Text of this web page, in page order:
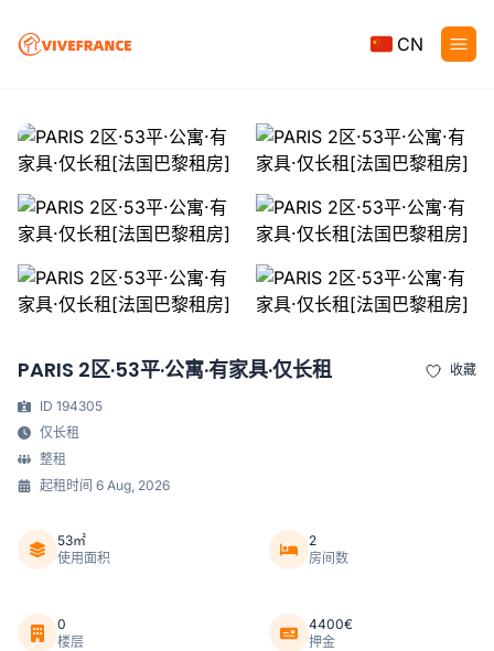
CN
PARIS 2区·53平·公寓·有家具·仅长租 收藏
ID 194305
仅长租
整租
起租时间 6 Aug, 2026
53㎡
使用面积
2
房间数
0
楼层
4400€
押金